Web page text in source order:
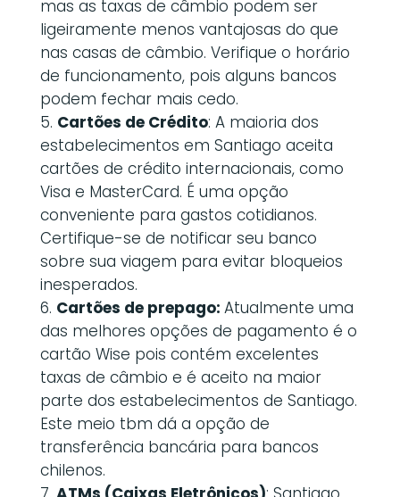
mas as taxas de câmbio podem ser
ligeiramente menos vantajosas do que
nas casas de câmbio. Verifique o horário
de funcionamento, pois alguns bancos
podem fechar mais cedo.
Cartões de Crédito: A maioria dos
estabelecimentos em Santiago aceita
cartões de crédito internacionais, como
Visa e MasterCard. É uma opção
conveniente para gastos cotidianos.
Certifique-se de notificar seu banco
sobre sua viagem para evitar bloqueios
inesperados.
Cartões de prepago: Atualmente uma
das melhores opções de pagamento é o
cartão Wise pois contém excelentes
taxas de câmbio e é aceito na maior
parte dos estabelecimentos de Santiago.
Este meio tbm dá a opção de
transferência bancária para bancos
chilenos.